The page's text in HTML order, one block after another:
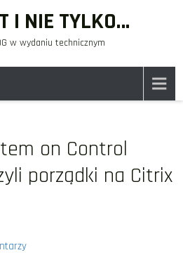
I NIE TYLKO…
w wydaniu technicznym
on Control
porządki na Citrix